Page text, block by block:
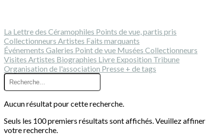
La Lettre des Céramophiles Points de vue, partis pris
Collectionneurs Artistes Faits marquants
Événements Galeries Point de vue Musées Collectionneurs
Visites Artistes Biographies Livre Exposition Tribune
Organisation de l'association Presse + de tags
Aucun résultat pour cette recherche.
Seuls les 100 premiers résultats sont affichés. Veuillez affiner
votre recherche.